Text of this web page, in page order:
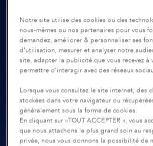
Notre site utilise des cookies ou des
nous-mêmes ou nos partenaires pour vous
demandez, améliorer & personnaliser ses
d’utilisation, mesurer et analyser notre
site, adapter la publicité que vous recevez à
permettre d’interagir avec des réseaux
Lorsque vous consultez le site internet, des
stockées dans votre navigateur ou
généralement sous la forme de cookies.
En cliquant sur «TOUT ACCEPTER », vous
que nous attachons le plus grand soin au
privée, nous vous donnons la possibilité de